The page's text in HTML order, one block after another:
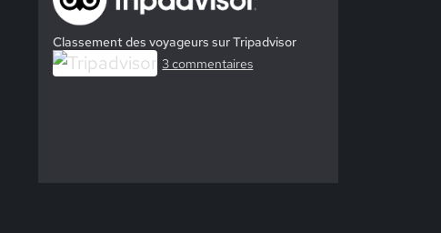
Classement des voyageurs sur Tripadvisor
3 commentaires